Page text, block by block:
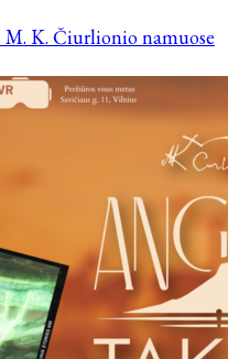
K. Čiurlionio namuose